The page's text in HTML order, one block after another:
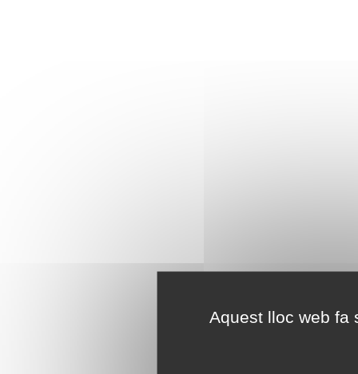
Aquest lloc web fa